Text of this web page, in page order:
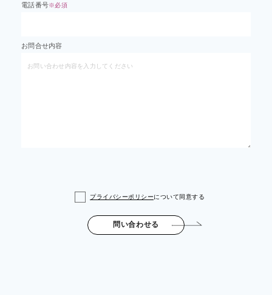
電話番号※必須
お問合せ内容
プライバシーポリシーについて同意する
問い合わせる